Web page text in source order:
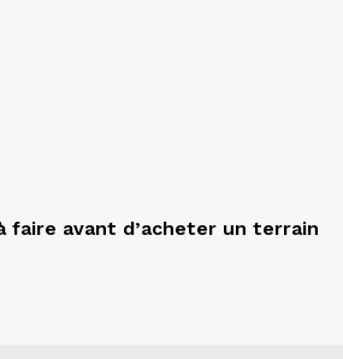
faire avant d’acheter un terrain